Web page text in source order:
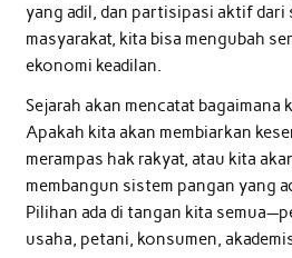
yang adil, dan partisipasi aktif dari
masyarakat, kita bisa mengubah
ekonomi keadilan.
Sejarah akan mencatat
Apakah kita akan membiarkan
merampas hak rakyat, atau kita
membangun sistem pangan yang
Pilihan ada di tangan kita
usaha, petani, konsumen,